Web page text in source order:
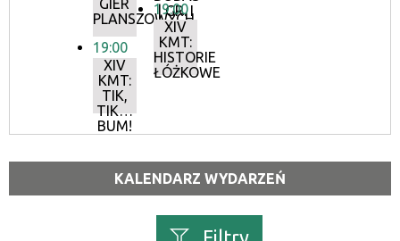
GIER
PLANSZOWYCH
19:00
XIV
KMT:
TIK,
TIK…
BUM!
| GR. I
19:00
XIV
KMT:
HISTORIE
ŁÓŻKOWE
KALENDARZ WYDARZEŃ